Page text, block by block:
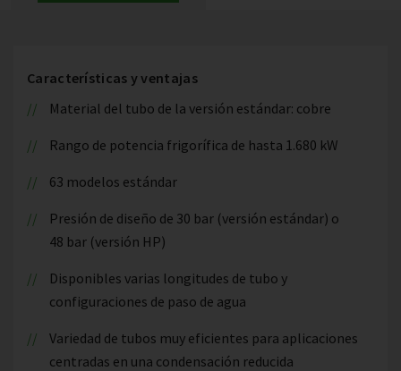
Características y ventajas
Material del tubo de la versión estándar: cobre
Rango de potencia frigorífica de hasta 1.680 kW
63 modelos estándar
Presión de diseño de 30 bar (versión estándar) o
48 bar (versión HP)
Disponibles varias longitudes de tubo y
configuraciones de paso de agua
Variedad de tubos muy eficientes para aplicaciones
centradas en una condensación reducida